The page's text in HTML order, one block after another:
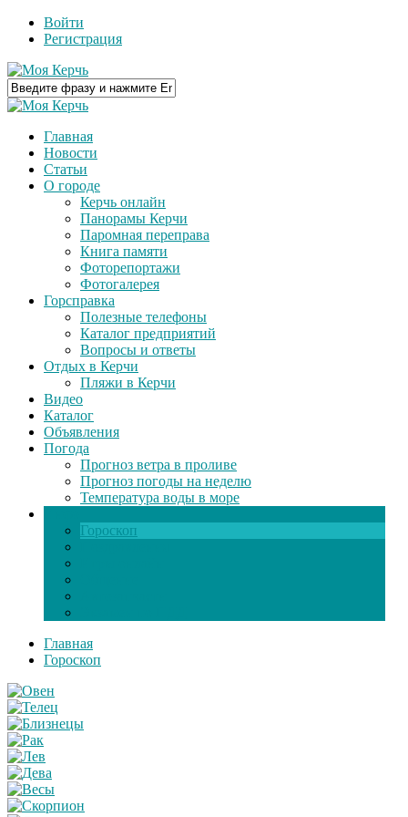
Войти
Регистрация
Главная
Новости
Статьи
О городе
Керчь онлайн
Панорамы Керчи
Паромная переправа
Книга памяти
Фоторепортажи
Фотогалерея
Горсправка
Полезные телефоны
Каталог предприятий
Вопросы и ответы
Отдых в Керчи
Пляжи в Керчи
Видео
Каталог
Объявления
Погода
Прогноз ветра в проливе
Прогноз погоды на неделю
Температура воды в море
Гороскоп
Главная
Гороскоп